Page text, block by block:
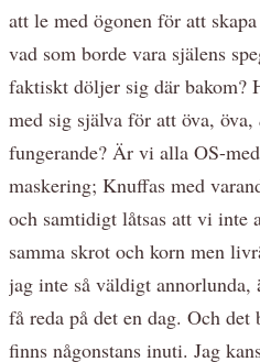
att le med ögonen för att
vad som borde vara själens
faktiskt döljer sig där bakom?
med sig själva för att öva, öva,
fungerande? Är vi alla OS-
maskering; Knuffas med
och samtidigt låtsas att vi inte
samma skrot och korn men
jag inte så väldigt annorlunda,
få reda på det en dag. Och det
finns någonstans inuti. Jag